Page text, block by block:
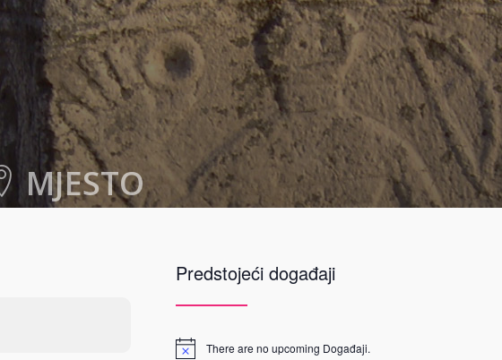
MJESTO
Bosnia and Herzegovina
Predstojeći događaji
There are no upcoming Događaji.